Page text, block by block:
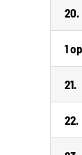
20.
1
21.
22.